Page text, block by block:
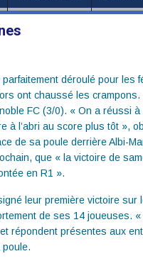
parfaitement déroulé pour les
ont chaussé les
FC (3/0). « On a réussi
l’abri au score plus tôt »,
de sa poule derrière Albi-
que « la victoire de
en R1 ».
leur première victoire sur
de ses 14 joueuses.
présentes aux